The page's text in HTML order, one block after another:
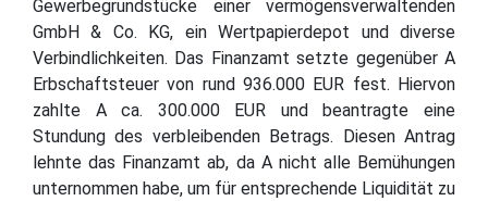
Gewerbegrundstücke einer vermögensverwaltenden
GmbH & Co. KG, ein Wertpapierdepot und diverse
Verbindlichkeiten. Das Finanzamt setzte gegenüber A
Erbschaftsteuer von rund 936.000 EUR fest. Hiervon
zahlte A ca. 300.000 EUR und beantragte eine
Stundung des verbleibenden Betrags. Diesen Antrag
lehnte das Finanzamt ab, da A nicht alle Bemühungen
unternommen habe, um für entsprechende Liquidität zu